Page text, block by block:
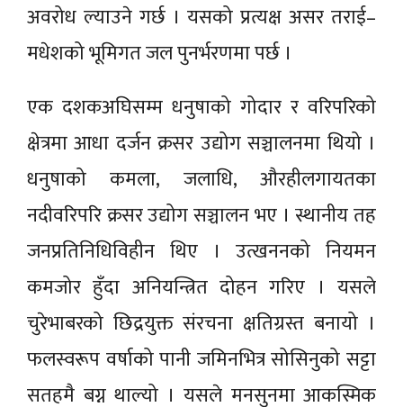
अवरोध ल्याउने गर्छ । यसको प्रत्यक्ष असर तराई–
मधेशको भूमिगत जल पुनर्भरणमा पर्छ ।
एक दशकअघिसम्म धनुषाको गोदार र वरिपरिको
क्षेत्रमा आधा दर्जन क्रसर उद्योग सञ्चालनमा थियो ।
धनुषाको कमला, जलाधि, औरहीलगायतका
नदीवरिपरि क्रसर उद्योग सञ्चालन भए । स्थानीय तह
जनप्रतिनिधिविहीन थिए । उत्खननको नियमन
कमजोर हुँदा अनियन्त्रित दोहन गरिए । यसले
चुरेभाबरको छिद्रयुक्त संरचना क्षतिग्रस्त बनायो ।
फलस्वरूप वर्षाको पानी जमिनभित्र सोसिनुको सट्टा
सतहमै बग्न थाल्यो । यसले मनसुनमा आकस्मिक